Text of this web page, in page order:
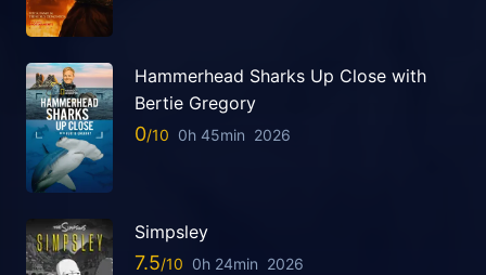
Hammerhead Sharks Up Close with
Bertie Gregory
0 0h 45min 2026
Simpsley
7.5 0h 24min 2026